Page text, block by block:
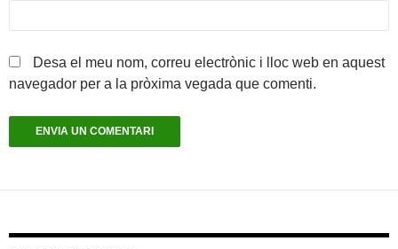
Desa el meu nom, correu electrònic i lloc web en aquest
navegador per a la pròxima vegada que comenti.